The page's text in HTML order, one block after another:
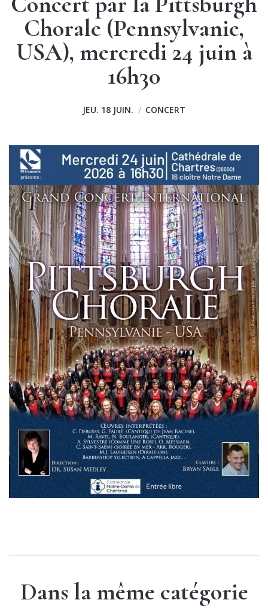
Chorale (Pennsylvanie,
USA), mercredi 24 juin à
16h30
JEU. 18 JUIN. / CONCERT
Dans la même catégorie